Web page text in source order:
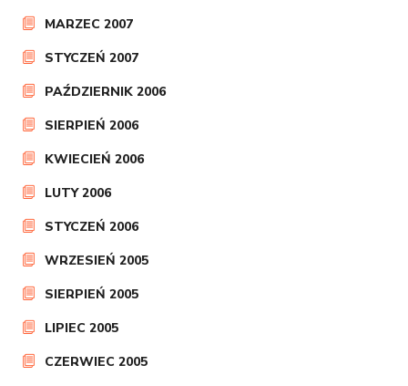
MARZEC 2007
STYCZEŃ 2007
PAŹDZIERNIK 2006
SIERPIEŃ 2006
KWIECIEŃ 2006
LUTY 2006
STYCZEŃ 2006
WRZESIEŃ 2005
SIERPIEŃ 2005
LIPIEC 2005
CZERWIEC 2005